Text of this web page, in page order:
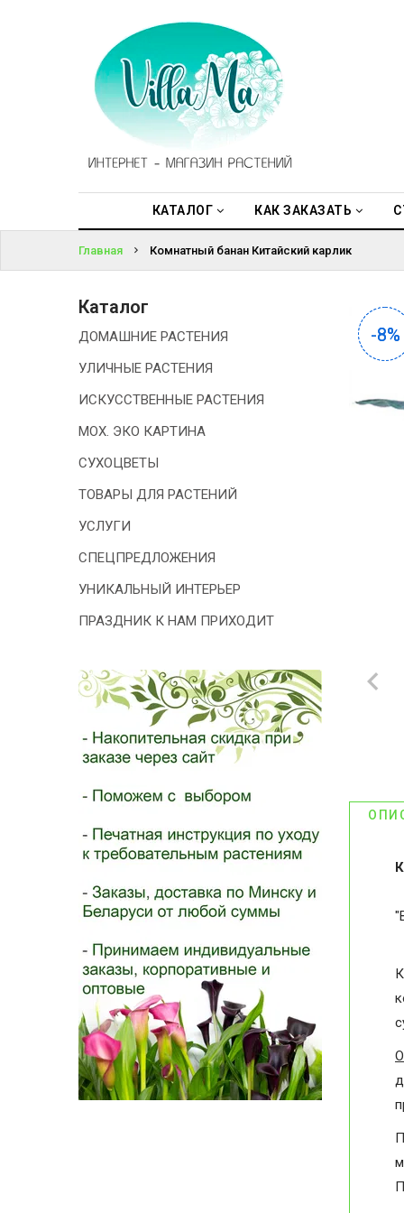
КАТАЛОГ КАК ЗАКАЗАТЬ
ЮРЛИЦАМ
ВОЙТИ
ПАРОЛЬ?
Главная Комнатный банан Китайский карлик
-8%
-8%
Каталог
ДОМАШНИЕ РАСТЕНИЯ
УЛИЧНЫЕ РАСТЕНИЯ
ИСКУССТВЕННЫЕ РАСТЕНИЯ
МОХ. ЭКО КАРТИНА
СУХОЦВЕТЫ
ТОВАРЫ ДЛЯ РАСТЕНИЙ
УСЛУГИ
СПЕЦПРЕДЛОЖЕНИЯ
УНИКАЛЬНЫЙ ИНТЕРЬЕР
ПРАЗДНИК К НАМ ПРИХОДИТ